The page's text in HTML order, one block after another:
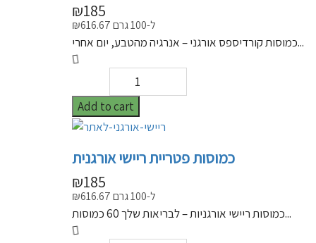
₪185
₪616.67 ל-100 גרם
כמוסות קורדיספס אורגני – אנרגיה מהטבע, יום אחרי...
Add to cart
כמוסות פטריית ריישי אורגנית
₪185
₪616.67 ל-100 גרם
כמוסות ריישי אורגניות – לבריאות שלך 60 כמוסות...